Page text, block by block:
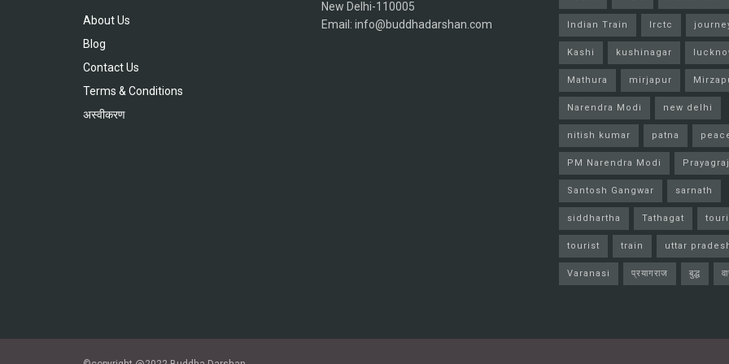
About Us
Blog
Contact Us
Terms & Conditions
अस्वीकरण
New Delhi-110005
Email: info@buddhadarshan.com
Indian Train Irctc
Kashi kushinagar
Mathura mirjapur
Narendra Modi new delhi
nitish kumar patna
PM Narendra Modi Prayagraj
Santosh Gangwar sarnath
siddhartha Tathagat
tourist train uttar
Varanasi प्रयागराज बुद्ध